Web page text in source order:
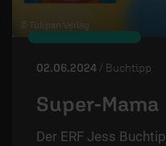
© Tulipan Verlag
02.06.2024 / Buchtipp
Super-Mama
Der ERF Jess